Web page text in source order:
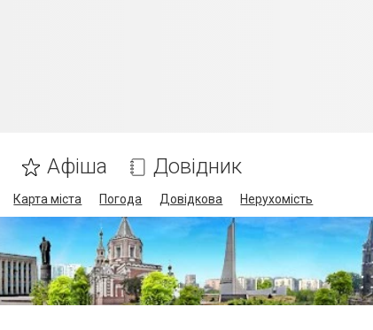
Афіша Довідник
Карта міста Погода Довідкова Нерухомість